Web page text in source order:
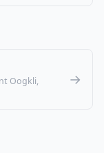
Oogkli,
→